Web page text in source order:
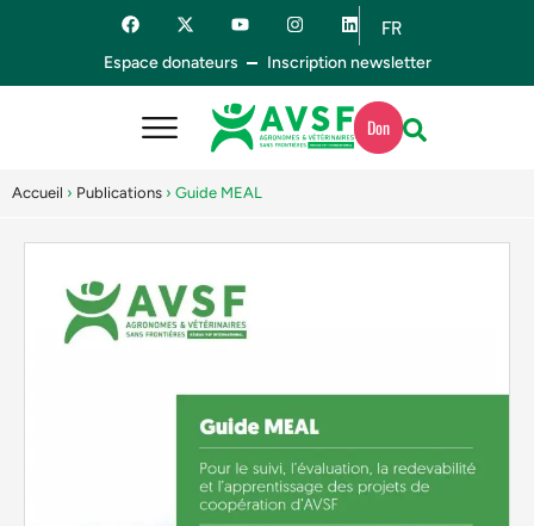
FR
ES
Espace donateurs Inscription newsletter
Don
Accueil › Publications › Guide MEAL